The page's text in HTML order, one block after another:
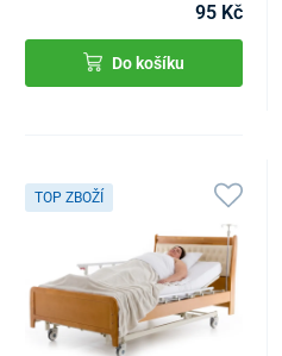
95 Kč
Do košíku
TOP ZBOŽÍ